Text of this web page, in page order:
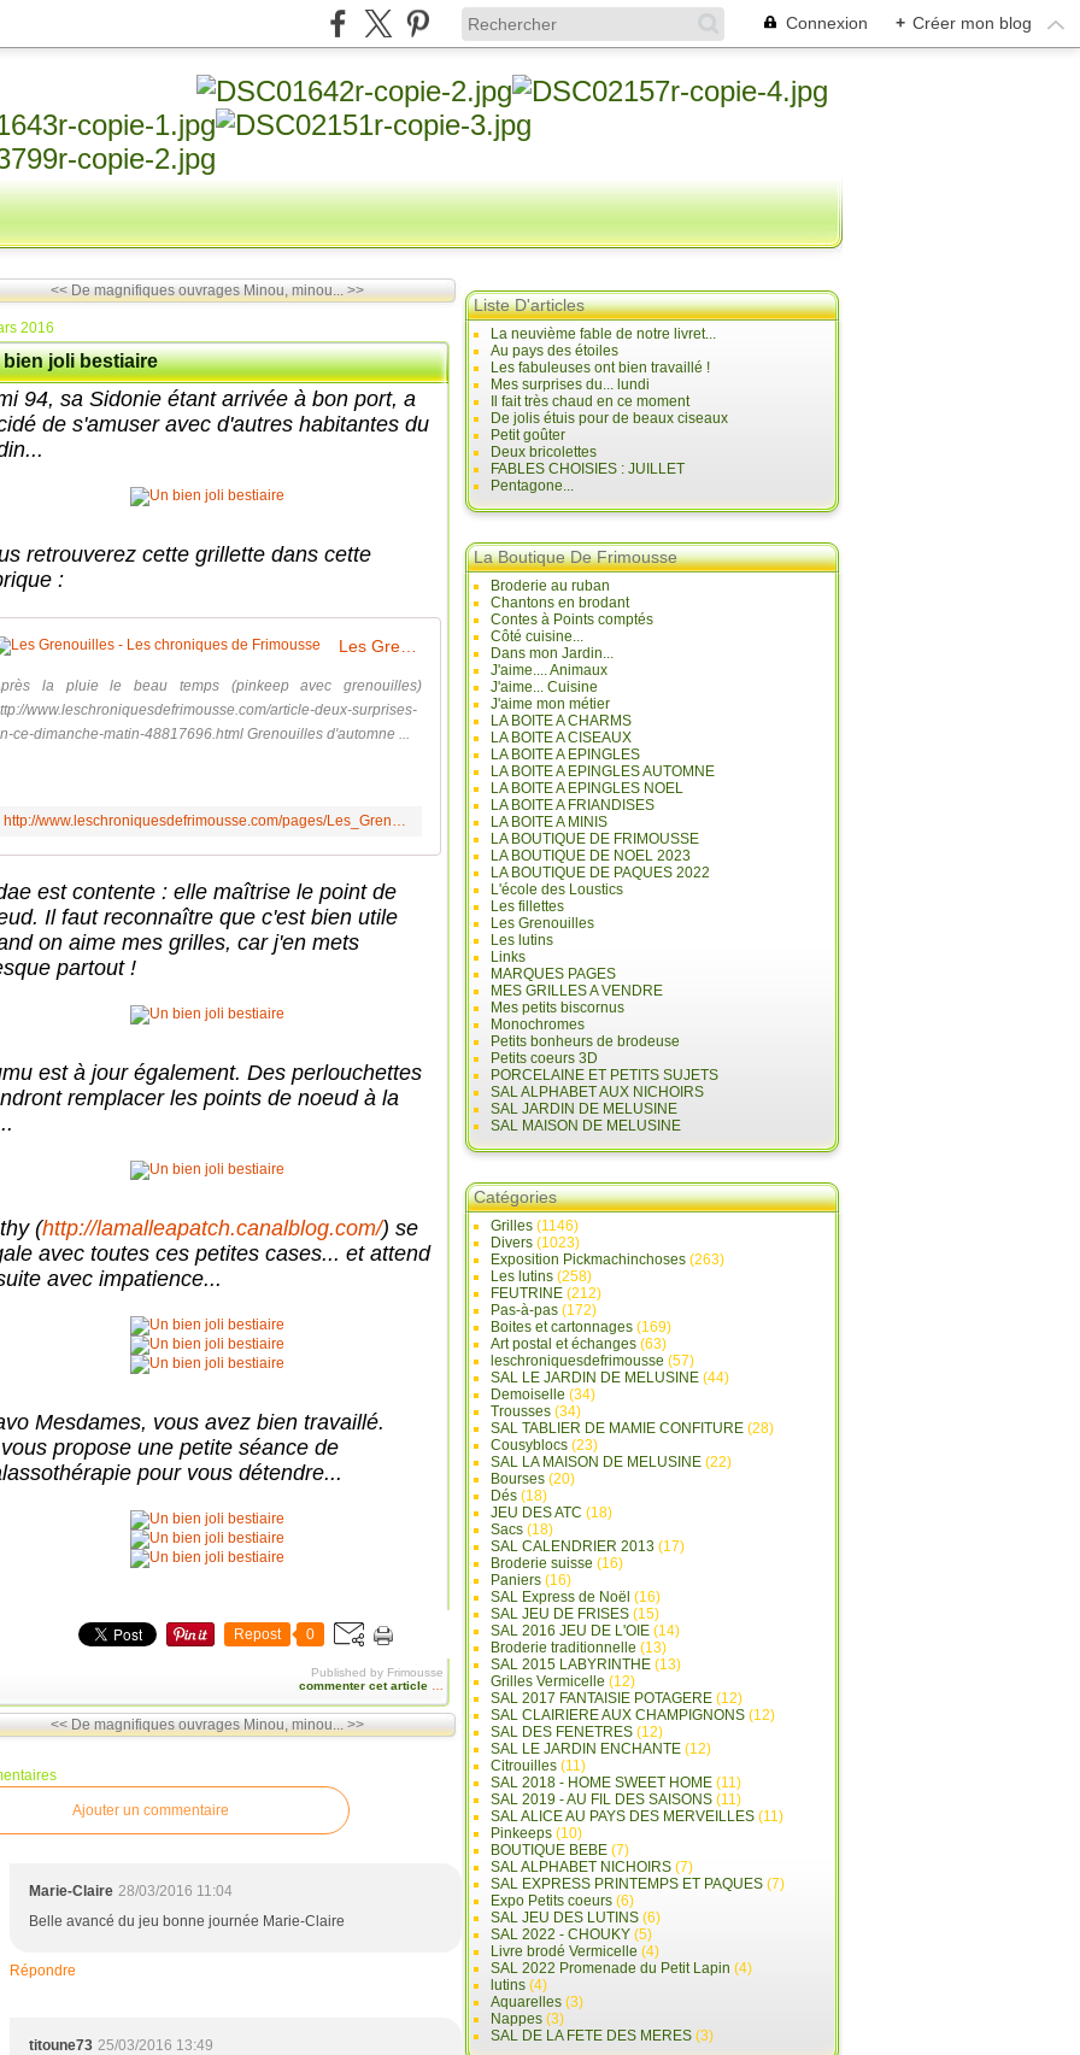
Connexion + Créer mon blog
<< De magnifiques ouvrages Minou, minou... >>
2016
bien joli bestiaire
94, sa Sidonie étant arrivée à bon port, a
de s'amuser avec d'autres habitantes du
retrouverez cette grillette dans cette
:
la pluie le beau temps (pinkeep avec grenouilles)
www.leschroniquesdefrimousse.com/article-deux-surprises-
ce-dimanche-matin-48817696.html Grenouilles d'automne ...
http://www.leschroniquesdefrimousse.com/pages/Les_Grenouilles-8396534.html
est contente : elle maîtrise le point de
Il faut reconnaître que c'est bien utile
on aime mes grilles, car j'en mets
partout !
est à jour également. Des perlouchettes
remplacer les points de noeud à la
(http://lamalleapatch.canalblog.com/) se
avec toutes ces petites cases... et attend
avec impatience...
Mesdames, vous avez bien travaillé.
propose une petite séance de
pour vous détendre...
Repost 0
Published by Frimousse
commenter cet article
<< De magnifiques ouvrages Minou, minou... >>
Ajouter un commentaire
Marie-Claire 28/03/2016 11:04
Belle avancé du jeu bonne journée Marie-Claire
Répondre
titoune73 25/03/2016 13:49
Liste D'articles
La neuvième fable de notre livret...
Au pays des étoiles
Les fabuleuses ont bien travaillé !
Mes surprises du... lundi
Il fait très chaud en ce moment
De jolis étuis pour de beaux ciseaux
Petit goûter
Deux bricolettes
FABLES CHOISIES : JUILLET
Pentagone...
La Boutique De Frimousse
Broderie au ruban
Chantons en brodant
Contes à Points comptés
Côté cuisine...
Dans mon Jardin...
J'aime.... Animaux
J'aime... Cuisine
J'aime mon métier
LA BOITE A CHARMS
LA BOITE A CISEAUX
LA BOITE A EPINGLES
LA BOITE A EPINGLES AUTOMNE
LA BOITE A EPINGLES NOEL
LA BOITE A FRIANDISES
LA BOITE A MINIS
LA BOUTIQUE DE FRIMOUSSE
LA BOUTIQUE DE NOEL 2023
LA BOUTIQUE DE PAQUES 2022
L'école des Loustics
Les fillettes
Les Grenouilles
Les lutins
Links
MARQUES PAGES
MES GRILLES A VENDRE
Mes petits biscornus
Monochromes
Petits bonheurs de brodeuse
Petits coeurs 3D
PORCELAINE ET PETITS SUJETS
SAL ALPHABET AUX NICHOIRS
SAL JARDIN DE MELUSINE
SAL MAISON DE MELUSINE
Catégories
Grilles (1146)
Divers (1023)
Exposition Pickmachinchoses (263)
Les lutins (258)
FEUTRINE (212)
Pas-à-pas (172)
Boites et cartonnages (169)
Art postal et échanges (63)
leschroniquesdefrimousse (57)
SAL LE JARDIN DE MELUSINE (44)
Demoiselle (34)
Trousses (34)
SAL TABLIER DE MAMIE CONFITURE (28)
Cousyblocs (23)
SAL LA MAISON DE MELUSINE (22)
Bourses (20)
Dés (18)
JEU DES ATC (18)
Sacs (18)
SAL CALENDRIER 2013 (17)
Broderie suisse (16)
Paniers (16)
SAL Express de Noël (16)
SAL JEU DE FRISES (15)
SAL 2016 JEU DE L'OIE (14)
Broderie traditionnelle (13)
SAL 2015 LABYRINTHE (13)
Grilles Vermicelle (12)
SAL 2017 FANTAISIE POTAGERE (12)
SAL CLAIRIERE AUX CHAMPIGNONS (12)
SAL DES FENETRES (12)
SAL LE JARDIN ENCHANTE (12)
Citrouilles (11)
SAL 2018 - HOME SWEET HOME (11)
SAL 2019 - AU FIL DES SAISONS (11)
SAL ALICE AU PAYS DES MERVEILLES (11)
Pinkeeps (10)
BOUTIQUE BEBE (7)
SAL ALPHABET NICHOIRS (7)
SAL EXPRESS PRINTEMPS ET PAQUES (7)
Expo Petits coeurs (6)
SAL JEU DES LUTINS (6)
SAL 2022 - CHOUKY (5)
Livre brodé Vermicelle (4)
SAL 2022 Promenade du Petit Lapin (4)
lutins (4)
Aquarelles (3)
Nappes (3)
SAL DE LA FETE DES MERES (3)